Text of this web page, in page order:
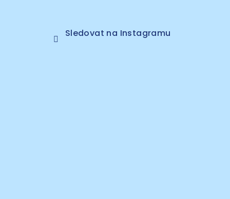
Sledovat na Instagramu